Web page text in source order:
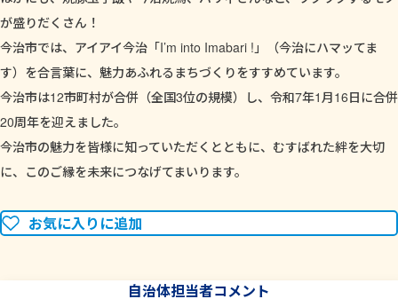
が盛りだくさん！
今治市では、アイアイ今治「I’m into Imabari !」（今治にハマッてま
す）を合言葉に、魅力あふれるまちづくりをすすめています。
今治市は12市町村が合併（全国3位の規模）し、令和7年1月16日に合併
20周年を迎えました。
今治市の魅力を皆様に知っていただくとともに、むすばれた絆を大切
に、このご縁を未来につなげてまいります。
お気に入りに追加
自治体担当者コメント